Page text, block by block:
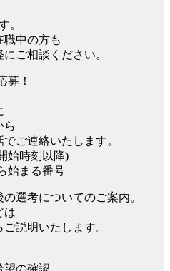
。
中の方も
ご相談ください。
募！
ら
ご連絡いたします。
始時刻以降)
始まる番号
選考についてのご案内。
は
説明いたします。
の確認、